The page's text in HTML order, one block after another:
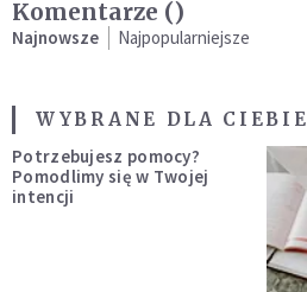
Komentarze ()
Najnowsze Najpopularniejsze
WYBRANE DLA CIEBIE
Potrzebujesz pomocy?
Pomodlimy się w Twojej
intencji